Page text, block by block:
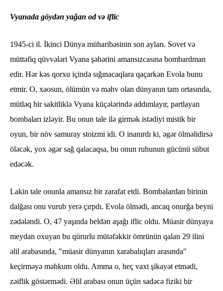
Vyanada göydən yağan od və iflic
1945-ci il. İkinci Dünya müharibəsinin son ayları. Sovet və
müttəfiq qüvvələri Vyana şəhərini amansızcasına bombardman
edir. Hər kəs qorxu içində sığınacaqlara qaçarkən Evola bunu
etmir. O, xaosun, ölümün və məhv olan dünyanın tam ortasında,
mütləq bir sakitliklə Vyana küçələrində addımlayır, partlayan
bombaları izləyir. Bu onun tale ilə girmək istədiyi mistik bir
oyun, bir növ samuray stoizmi idi. O inanırdı ki, əgər ölməlidirsə
öləcək, yox əgər sağ qalacaqsa, bu onun ruhunun gücünü sübut
edəcək.
Lakin tale onunla amansız bir zarafat etdi. Bombalardan birinin
dalğası onu vurub yerə çırpdı. Evola ölmədi, ancaq onurğa beyni
zədələndi. O, 47 yaşında beldən aşağı iflic oldu. Müasir dünyaya
meydan oxuyan bu qürurlu mütəfəkkir ömrünün qalan 29 ilini
əlil arabasında, "müasir dünyanın xarabalıqları arasında"
keçirməyə məhkum oldu. Amma o, heç vaxt şikayət etmədi,
zəiflik göstərmədi. Əlil arabası onun üçün sadəcə fiziki bir